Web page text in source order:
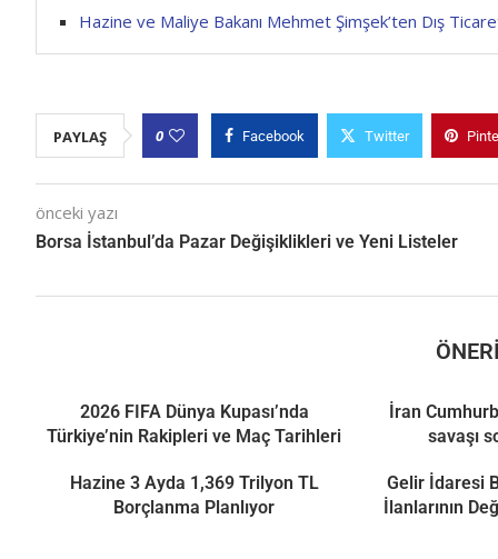
Hazine ve Maliye Bakanı Mehmet Şimşek’ten Dış
PAYLAŞ 0 Facebook Twitter
önceki yazı
Borsa İstanbul’da Pazar Değişiklikleri ve Yeni Listeler
2026 FIFA Dünya Kupası’nda
Türkiye’nin Rakipleri ve Maç Tarihleri
İran
savaşı
Hazine 3 Ayda 1,369 Trilyon TL
Borçlanma Planlıyor
Gelir İdaresi
İlanlarının